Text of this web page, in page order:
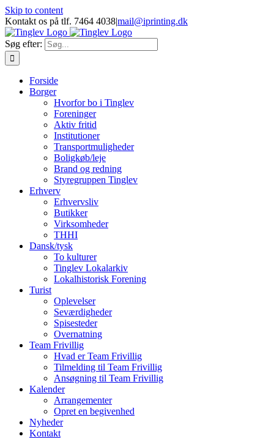
Skip to content
Kontakt os på tlf. 7464 4038|mail@iprinting.dk
Søg efter:
Forside
Borger
Hvorfor bo i Tinglev
Foreninger
Aktiv fritid
Institutioner
Transportmuligheder
Boligkøb/leje
Brand og redning
Styregruppen Tinglev
Erhverv
Erhvervsliv
Butikker
Virksomheder
THHI
Dansk/tysk
To kulturer
Tinglev Lokalarkiv
Lokalhistorisk Forening
Turist
Oplevelser
Seværdigheder
Spisesteder
Overnatning
Team Frivillig
Hvad er Team Frivillig
Tilmelding til Team Frivillig
Ansøgning til Team Frivillig
Kalender
Arrangementer
Opret en begivenhed
Nyheder
Kontakt